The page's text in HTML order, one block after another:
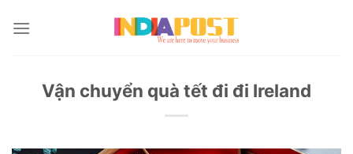
Vận chuyển quà tết đi đi Ireland